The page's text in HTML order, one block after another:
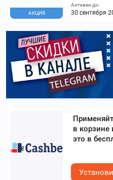
АКЦИЯ
Активен до:
30 сентября
в корзине
это в